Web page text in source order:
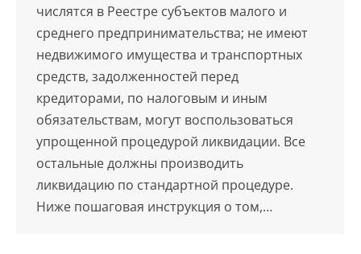
числятся в Реестре субъектов малого и
среднего предпринимательства; не имеют
недвижимого имущества и транспортных
средств, задолженностей перед
кредиторами, по налоговым и иным
обязательствам, могут воспользоваться
упрощенной процедурой ликвидации. Все
остальные должны производить
ликвидацию по стандартной процедуре.
Ниже пошаговая инструкция о том,…